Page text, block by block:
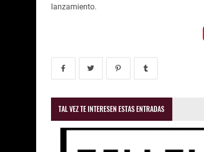
lanzamiento.
TAL VEZ TE INTERESEN ESTAS ENTRADAS